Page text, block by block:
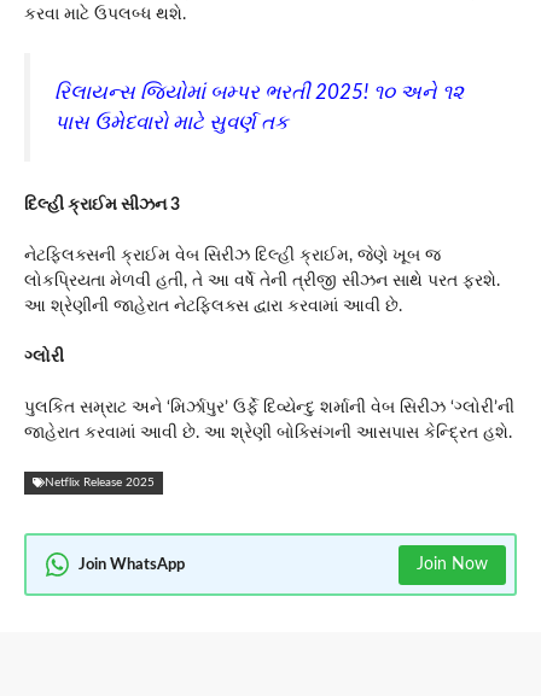
કરવા માટે ઉપલબ્ધ થશે.
રિલાયન્સ જિયોમાં બમ્પર ભરતી 2025! ૧૦ અને ૧૨
પાસ ઉમેદવારો માટે સુવર્ણ તક
દિલ્હી ક્રાઈમ સીઝન 3
નેટફ્લિક્સની ક્રાઈમ વેબ સિરીઝ દિલ્હી ક્રાઈમ, જેણે ખૂબ જ
લોકપ્રિયતા મેળવી હતી, તે આ વર્ષે તેની ત્રીજી સીઝન સાથે પરત ફરશે.
આ શ્રેણીની જાહેરાત નેટફ્લિક્સ દ્વારા કરવામાં આવી છે.
ગ્લોરી
પુલકિત સમ્રાટ અને ‘મિર્ઝાપુર’ ઉર્ફે દિવ્યેન્દુ શર્માની વેબ સિરીઝ ‘ગ્લોરી’ની
જાહેરાત કરવામાં આવી છે. આ શ્રેણી બોક્સિંગની આસપાસ કેન્દ્રિત હશે.
Netflix Release 2025
Join WhatsApp Join Now